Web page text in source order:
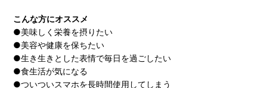
こんな方にオススメ
●美味しく栄養を摂りたい
●美容や健康を保ちたい
●生き生きとした表情で毎日を過ごしたい
●食生活が気になる
●ついついスマホを長時間使用してしまう